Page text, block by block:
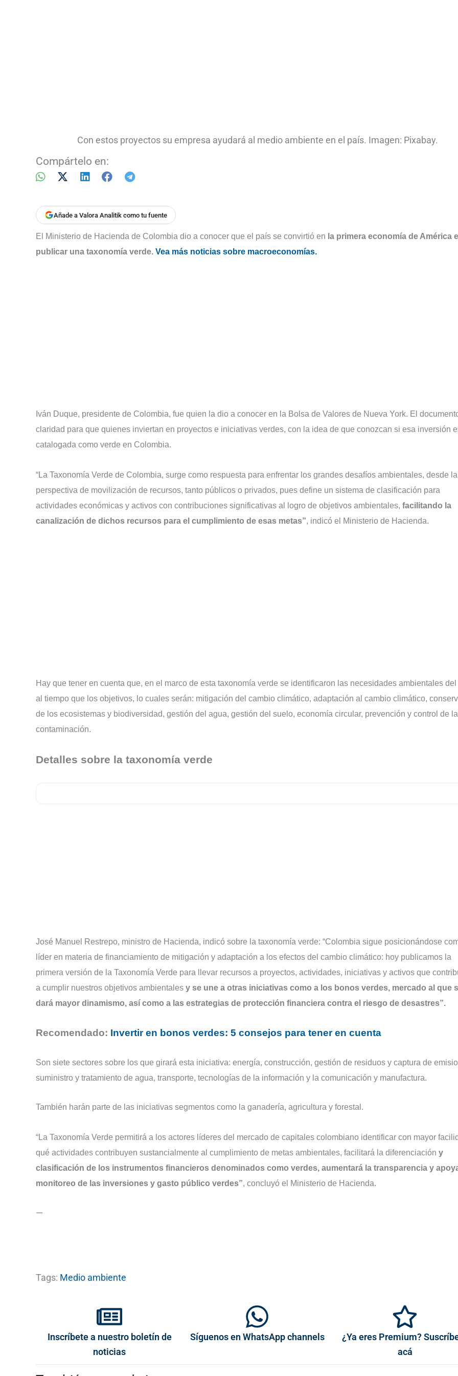
Con estos proyectos su empresa ayudará al medio ambiente en el país. Imagen: Pixabay.
Compártelo en:
Añade a Valora Analitik como tu fuente
El Ministerio de Hacienda de Colombia dio a conocer que el país se convirtió en la primera economía de América
publicar una taxonomía verde. Vea más noticias sobre macroeconomías.
Iván Duque, presidente de Colombia, fue quien la dio a conocer en la Bolsa de Valores de Nueva York. El
claridad para que quienes inviertan en proyectos e iniciativas verdes, con la idea de que conozcan si esa inversión
catalogada como verde en Colombia.
“La Taxonomía Verde de Colombia, surge como respuesta para enfrentar los grandes desafíos ambientales, desde la
perspectiva de movilización de recursos, tanto públicos o privados, pues define un sistema de clasificación para
actividades económicas y activos con contribuciones significativas al logro de objetivos ambientales, facilitando la
canalización de dichos recursos para el cumplimiento de esas metas”, indicó el Ministerio de Hacienda.
Hay que tener en cuenta que, en el marco de esta taxonomía verde se identificaron las necesidades ambientales del
al tiempo que los objetivos, lo cuales serán: mitigación del cambio climático, adaptación al cambio climático,
de los ecosistemas y biodiversidad, gestión del agua, gestión del suelo, economía circular, prevención y control de la
contaminación.
Detalles sobre la taxonomía verde
José Manuel Restrepo, ministro de Hacienda, indicó sobre la taxonomía verde: “Colombia sigue posicionándose
líder en materia de financiamiento de mitigación y adaptación a los efectos del cambio climático: hoy publicamos la
primera versión de la Taxonomía Verde para llevar recursos a proyectos, actividades, iniciativas y activos que
a cumplir nuestros objetivos ambientales y se une a otras iniciativas como a los bonos verdes, mercado al que
dará mayor dinamismo, así como a las estrategias de protección financiera contra el riesgo de desastres”.
Recomendado: Invertir en bonos verdes: 5 consejos para tener en cuenta
Son siete sectores sobre los que girará esta iniciativa: energía, construcción, gestión de residuos y captura de
suministro y tratamiento de agua, transporte, tecnologías de la información y la comunicación y manufactura.
También harán parte de las iniciativas segmentos como la ganadería, agricultura y forestal.
“La Taxonomía Verde permitirá a los actores líderes del mercado de capitales colombiano identificar con mayor
qué actividades contribuyen sustancialmente al cumplimiento de metas ambientales, facilitará la diferenciación y
clasificación de los instrumentos financieros denominados como verdes, aumentará la transparencia y
monitoreo de las inversiones y gasto público verdes”, concluyó el Ministerio de Hacienda.
—
Tags: Medio ambiente
Inscríbete a nuestro boletín de
noticias
Síguenos en WhatsApp channels
¿Ya eres Premium?
acá